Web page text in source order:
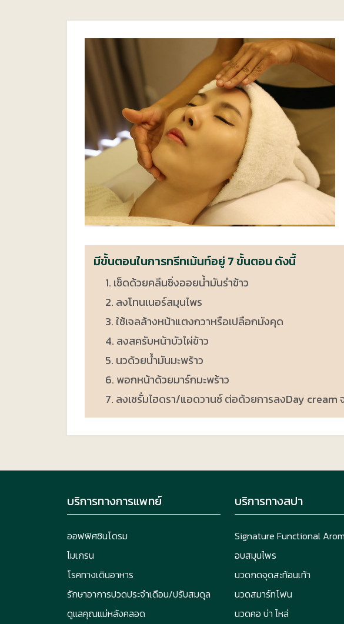
มีขั้นตอนในการทรีทเม้นท์อยู่ 7 ขั้นตอน ดังนี้
1. เช็ดด้วยคลีนซิ่งออยน้ำมันรำข้าว
2. ลงโทนเนอร์สมุนไพร
3. ใช้เจลล้างหน้าแตงกวาหรือเปลือกมังคุด
4. ลงสครับหน้าบัวไผ่ข้าว
5. นวด้วยน้ำมันมะพร้าว
6. พอกหน้าด้วยมาร์กมะพร้าว
7. ลงเซรั่มไฮดรา/แอดวานซ์ ต่อด้วยการลงDay
บริการทางการแพทย์
ออฟฟิศซินโดรม
ไมเกรน
โรคทางเดินอาหาร
รักษาอาการปวดประจำเดือน/ปรับสมดุล
ดูแลคุณแม่หลังคลอด
บริการทางสปา
Signature Functional
อบสมุนไพร
นวดกดจุดสะท้อนเท้า
นวดสมาร์ทโฟน
นวดคอ บ่า ไหล่